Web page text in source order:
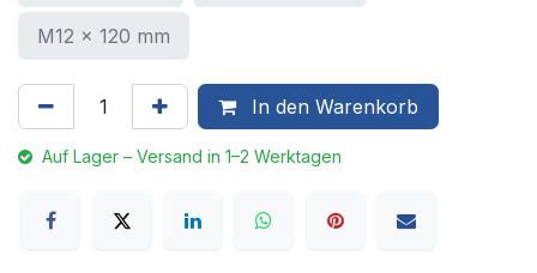
M12 x 120 mm
In den Warenkorb
Auf Lager – Versand in 1–2 Werktagen